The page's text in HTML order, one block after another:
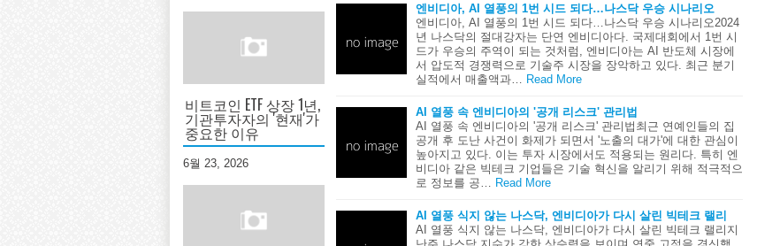
비트코인 ETF 상장 1년,
기관투자자의 '현재'가
중요한 이유
6월 23, 2026
엔비디아, AI 열풍의 1번 시드 되다…나스닥 우승 시나리오
엔비디아, AI 열풍의 1번 시드 되다…나스닥 우승 시나리오2024
년 나스닥의 절대강자는 단연 엔비디아다. 국제대회에서 1번 시
드가 우승의 주역이 되는 것처럼, 엔비디아는 AI 반도체 시장에
서 압도적 경쟁력으로 기술주 시장을 장악하고 있다. 최근 분기
실적에서 매출액과…
Read More
AI 열풍 속 엔비디아의 '공개 리스크' 관리법
AI 열풍 속 엔비디아의 '공개 리스크' 관리법최근 연예인들의 집
공개 후 도난 사건이 화제가 되면서 '노출의 대가'에 대한 관심이
높아지고 있다. 이는 투자 시장에서도 적용되는 원리다. 특히 엔
비디아 같은 빅테크 기업들은 기술 혁신을 알리기 위해 적극적으
로 정보를 공…
Read More
AI 열풍 식지 않는 나스닥, 엔비디아가 다시 살린 빅테크 랠리
AI 열풍 식지 않는 나스닥, 엔비디아가 다시 살린 빅테크 랠리지
난주 나스닥 지수가 강한 상승력을 보이며 연중 고점을 경신했